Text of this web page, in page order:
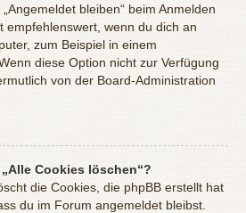
bleiben“ beim Anmelden
empfehlenswert, wenn du dich an
zum Beispiel in einem
diese Option nicht zur Verfügung
von der Board-Administration
Cookies löschen“?
die Cookies, die phpBB erstellt hat
du im Forum angemeldet bleibst.